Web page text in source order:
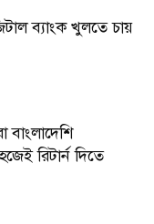
ব্যাংক খুলতে চায়
বাংলাদেশি
রিটার্ন দিতে